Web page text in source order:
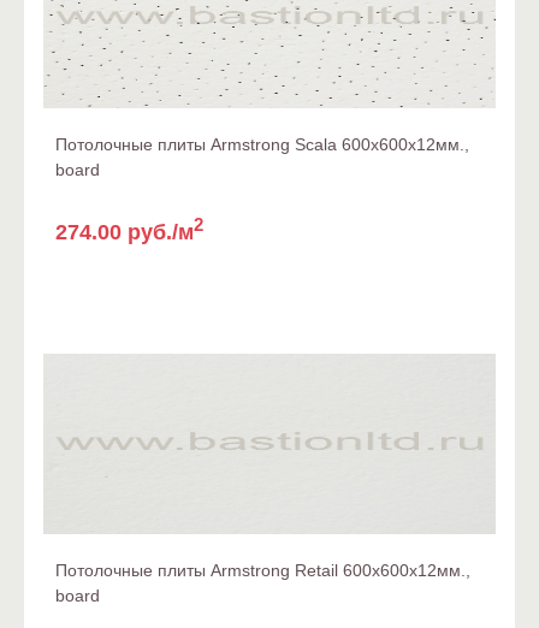
Потолочные плиты Armstrong Scala 600x600x12мм.,
board
274.00 руб./м2
Потолочные плиты Armstrong Retail 600x600x12мм.,
board